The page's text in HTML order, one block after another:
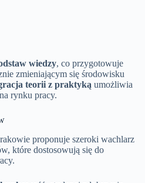
wiedzy, co przygotowuje
zmieniającym się środowisku
teorii z praktyką umożliwia
rynku pracy.
proponuje szeroki wachlarz
które dostosowują się do